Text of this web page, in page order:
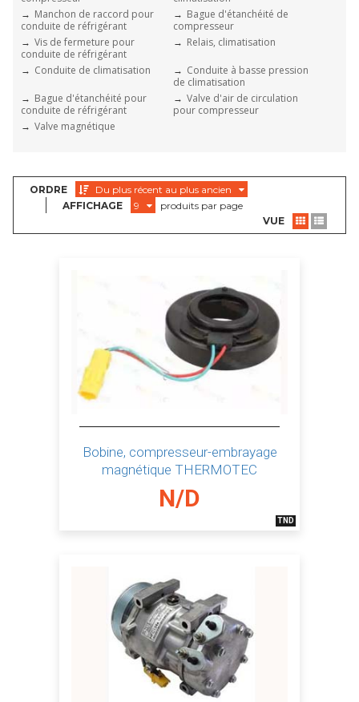
Manchon de raccord pour
conduite de réfrigérant
Bague d'étanchéité de
compresseur
Vis de fermeture pour
conduite de réfrigérant
Relais, climatisation
Conduite de climatisation
Conduite à basse pression
de climatisation
Bague d'étanchéité pour
conduite de réfrigérant
Valve d'air de circulation
pour compresseur
Valve magnétique
ORDRE
Du plus récent au plus ancien
AFFICHAGE
9
produits par page
VUE
Bobine, compresseur-embrayage
magnétique THERMOTEC
N/D
TND